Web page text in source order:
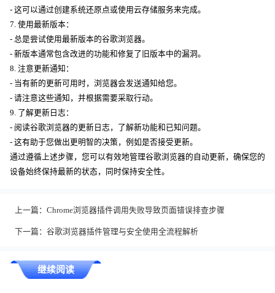
- 这可以通过创建系统还原点或使用云存储服务来完成。
7. 使用最新版本：
- 总是尝试使用最新版本的谷歌浏览器。
- 新版本通常包含改进的功能和修复了旧版本中的漏洞。
8. 注意更新通知：
- 当有新的更新可用时，浏览器会发送通知给您。
- 请注意这些通知，并根据需要采取行动。
9. 了解更新日志：
- 阅读谷歌浏览器的更新日志，了解新功能和已知问题。
- 这有助于您做出更明智的决策，例如是否接受更新。
通过遵循上述步骤，您可以有效地管理谷歌浏览器的自动更新，确保您的
设备始终保持最新的状态，同时保持安全性。
上一篇： Chrome浏览器插件调用失败导致页面错误排查步骤
下一篇： 谷歌浏览器插件管理与安全使用全流程解析
继续阅读